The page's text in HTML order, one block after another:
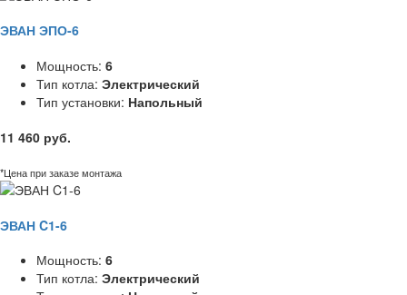
ЭВАН ЭПО-6
Мощность: 6
Тип котла: Электрический
Тип установки: Напольный
11 460 руб.
*Цена при заказе монтажа
ЭВАН C1-6
Мощность: 6
Тип котла: Электрический